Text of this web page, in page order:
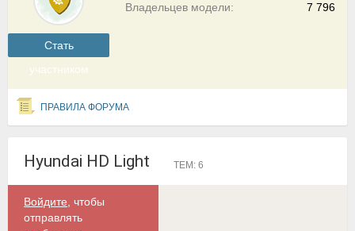
Cтать
участником
7 796
Владельцев модели:
ПРАВИЛА ФОРУМА
Hyundai HD Light ТЕМ: 6
Войдите , чтобы
отправлять